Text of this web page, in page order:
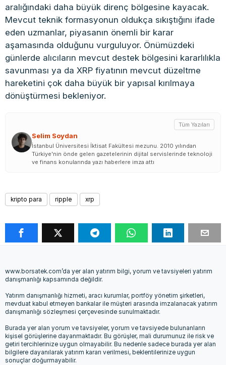
aralığındaki daha büyük direnç bölgesine kayacak.
Mevcut teknik formasyonun oldukça sıkıştığını ifade
eden uzmanlar, piyasanın önemli bir karar
aşamasında olduğunu vurguluyor. Önümüzdeki
günlerde alıcıların mevcut destek bölgesini kararlılıkla
savunması ya da XRP fiyatının mevcut düzeltme
hareketini çok daha büyük bir yapısal kırılmaya
dönüştürmesi bekleniyor.
Selim Soydan
Tüm Yazıları
İstanbul Üniversitesi İktisat Fakültesi mezunu. 2010 yılından
Türkiye'nin önde gelen gazetelerinin dijital servislerinde teknoloji
ve finans konularında yazı haberlere imza attı
kripto para ripple xrp
www.borsatek.com’da yer alan yatırım bilgi, yorum ve tavsiyeleri yatırım
danışmanlığı kapsamında değildir.
Yatırım danışmanlığı hizmeti, aracı kurumlar, portföy yönetim şirketleri,
mevduat kabul etmeyen bankalar ile müşteri arasında imzalanacak yatırım
danışmanlığı sözleşmesi çerçevesinde sunulmaktadır.
Burada yer alan yorum ve tavsiyeler, yorum ve tavsiyede bulunanların
kişisel görüşlerine dayanmaktadır. Bu görüşler, mali durumunuz ile risk ve
getiri tercihlerinize uygun olmayabilir. Bu nedenle sadece burada yer alan
bilgilere dayanılarak yatırım kararı verilmesi, beklentilerinize uygun
sonuçlar doğurmayabilir.